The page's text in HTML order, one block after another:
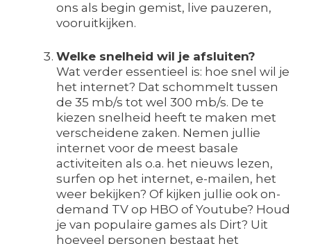
ons als begin gemist, live pauzeren,
vooruitkijken.
Welke snelheid wil je afsluiten?
Wat verder essentieel is: hoe snel wil je
het internet? Dat schommelt tussen
de 35 mb/s tot wel 300 mb/s. De te
kiezen snelheid heeft te maken met
verscheidene zaken. Nemen jullie
internet voor de meest basale
activiteiten als o.a. het nieuws lezen,
surfen op het internet, e-mailen, het
weer bekijken? Of kijken jullie ook on-
demand TV op HBO of Youtube? Houd
je van populaire games als Dirt? Uit
hoeveel personen bestaat het